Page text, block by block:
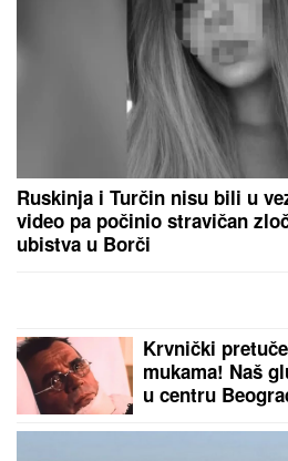
Ruskinja i Turčin nisu bili u
video pa počinio stravičan
ubistva u Borči
Krvnički
mukama! Naš
u centru